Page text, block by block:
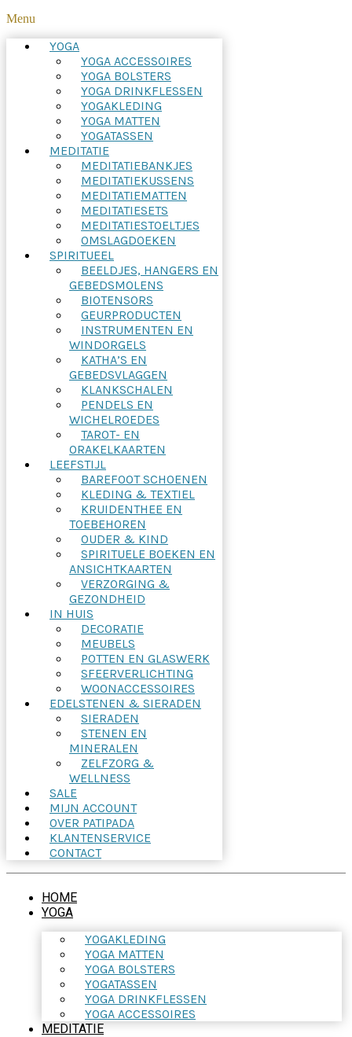
Menu
YOGA
YOGA ACCESSOIRES
YOGA BOLSTERS
YOGA DRINKFLESSEN
YOGAKLEDING
YOGA MATTEN
YOGATASSEN
MEDITATIE
MEDITATIEBANKJES
MEDITATIEKUSSENS
MEDITATIEMATTEN
MEDITATIESETS
MEDITATIESTOELTJES
OMSLAGDOEKEN
SPIRITUEEL
BEELDJES, HANGERS EN
GEBEDSMOLENS
BIOTENSORS
GEURPRODUCTEN
INSTRUMENTEN EN
WINDORGELS
KATHA’S EN
GEBEDSVLAGGEN
KLANKSCHALEN
PENDELS EN
WICHELROEDES
TAROT- EN
ORAKELKAARTEN
LEEFSTIJL
BAREFOOT SCHOENEN
KLEDING & TEXTIEL
KRUIDENTHEE EN
TOEBEHOREN
OUDER & KIND
SPIRITUELE BOEKEN EN
ANSICHTKAARTEN
VERZORGING &
GEZONDHEID
IN HUIS
DECORATIE
MEUBELS
POTTEN EN GLASWERK
SFEERVERLICHTING
WOONACCESSOIRES
EDELSTENEN & SIERADEN
SIERADEN
STENEN EN
MINERALEN
ZELFZORG &
WELLNESS
SALE
MIJN ACCOUNT
OVER PATIPADA
KLANTENSERVICE
CONTACT
HOME
YOGA
YOGAKLEDING
YOGA MATTEN
YOGA BOLSTERS
YOGATASSEN
YOGA DRINKFLESSEN
YOGA ACCESSOIRES
MEDITATIE